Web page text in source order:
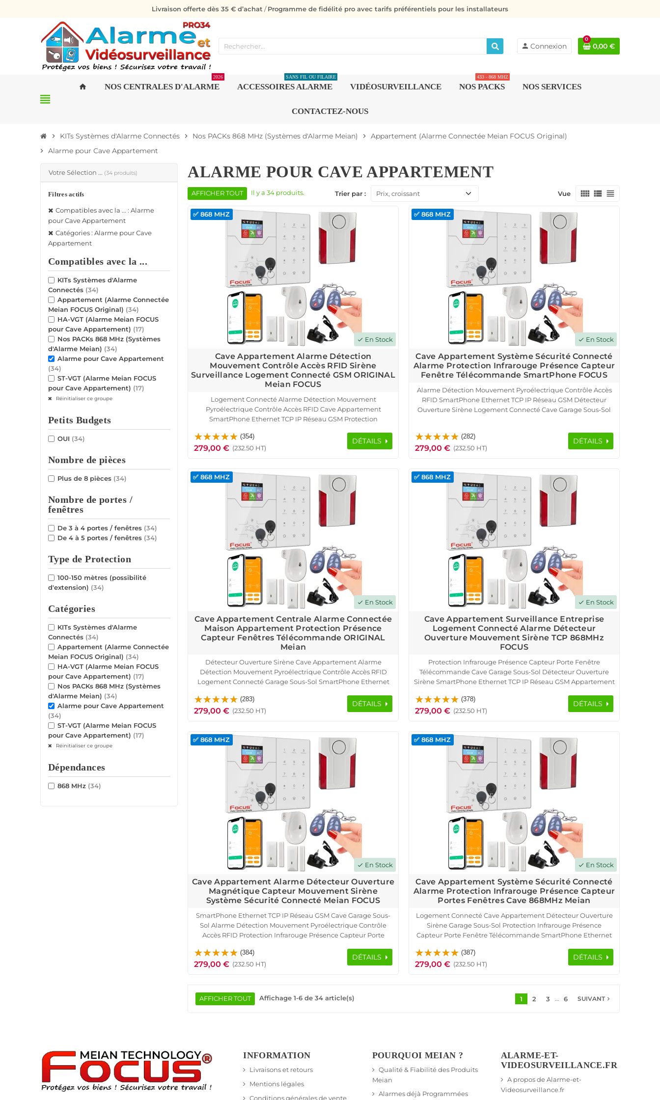
Livraison offerte dès 35 € d’achat /Programme de fidélité pro avec tarifs préférentiels pour les installateurs
person Connexion
0
0,00 €
view_headline
home NOS CENTRALES D'ALARME
2026
ACCESSOIRES ALARME
SANS FIL OU FILAIRE
VIDÉOSURVEILLANCE NOS PACKS
433 - 868 MHZ
NOS SERVICES
CONTACTEZ-NOUS
chevron_right KITs Systèmes d'Alarme Connectés chevron_right Nos PACKs 868 MHz (Systèmes d'Alarme Meian) chevron_right Appartement (Alarme Connectée Meian FOCUS Original)
chevron_right Alarme pour Cave Appartement
Votre Sélection ... (34 produits)
Filtres actifs
Compatibles avec la ... : Alarme
pour Cave Appartement
Catégories : Alarme pour Cave
Appartement
Compatibles avec la ...
KITs Systèmes d'Alarme
Connectés (34)
Appartement (Alarme Connectée
Meian FOCUS Original) (34)
HA-VGT (Alarme Meian FOCUS
pour Cave Appartement) (17)
Nos PACKs 868 MHz (Systèmes
d'Alarme Meian) (34)
Alarme pour Cave Appartement
(34)
ST-VGT (Alarme Meian FOCUS
pour Cave Appartement) (17)
Réinitialiser ce groupe
Petits Budgets
OUI (34)
Nombre de pièces
Plus de 8 pièces (34)
Nombre de portes /
fenêtres
De 3 à 4 portes / fenêtres (34)
De 4 à 5 portes / fenêtres (34)
Type de Protection
100-150 mètres (possibilité
d'extension) (34)
Catégories
KITs Systèmes d'Alarme
Connectés (34)
Appartement (Alarme Connectée
Meian FOCUS Original) (34)
HA-VGT (Alarme Meian FOCUS
pour Cave Appartement) (17)
Nos PACKs 868 MHz (Systèmes
d'Alarme Meian) (34)
Alarme pour Cave Appartement
(34)
ST-VGT (Alarme Meian FOCUS
pour Cave Appartement) (17)
Réinitialiser ce groupe
Dépendances
868 MHz (34)
ALARME POUR CAVE APPARTEMENT
Trier par : Prix, croissant Vue view_comfy view_list view_headline
AFFICHER TOUT Il y a 34 produits.
check En Stock
✅ 868 MHZ
Cave Appartement Alarme Détection
Mouvement Contrôle Accès RFID Sirène
Surveillance Logement Connecté GSM ORIGINAL
Meian FOCUS
Logement Connecté Alarme Détection Mouvement
Pyroélectrique Contrôle Accès RFID Cave Appartement
SmartPhone Ethernet TCP IP Réseau GSM Protection
Garage Sous-Sol Détecteur Ouverture Sirène
(354)
279,00 € (232.50 HT)
DÉTAILS
check En Stock
✅ 868 MHZ
Cave Appartement Système Sécurité Connecté
Alarme Protection Infrarouge Présence Capteur
Fenêtre Télécommande SmartPhone FOCUS
Alarme Détection Mouvement Pyroélectrique Contrôle Accès
RFID SmartPhone Ethernet TCP IP Réseau GSM Détecteur
Ouverture Sirène Logement Connecté Cave Garage Sous-Sol
(282)
279,00 € (232.50 HT)
DÉTAILS
check En Stock
✅ 868 MHZ
Cave Appartement Centrale Alarme Connectée
Maison Appartement Protection Présence
Capteur Fenêtres Télécommande ORIGINAL
Meian
Détecteur Ouverture Sirène Cave Appartement Alarme
Détection Mouvement Pyroélectrique Contrôle Accès RFID
Logement Connecté Garage Sous-Sol SmartPhone Ethernet
Porte Fenêtre Télécommande
(283)
279,00 € (232.50 HT)
DÉTAILS
check En Stock
✅ 868 MHZ
Cave Appartement Surveillance Entreprise
Logement Connecté Alarme Détecteur
Ouverture Mouvement Sirène TCP 868MHz
FOCUS
Protection Infrarouge Présence Capteur Porte Fenêtre
Télécommande Cave Garage Sous-Sol Détecteur Ouverture
Sirène SmartPhone Ethernet TCP IP Réseau GSM Appartement
RFID Logement Connecté
(378)
279,00 € (232.50 HT)
DÉTAILS
check En Stock
✅ 868 MHZ
Cave Appartement Alarme Détecteur Ouverture
Magnétique Capteur Mouvement Sirène
Système Sécurité Connecté Meian FOCUS
SmartPhone Ethernet TCP IP Réseau GSM Cave Garage Sous-
Sol Alarme Détection Mouvement Pyroélectrique Contrôle
Accès RFID Protection Infrarouge Présence Capteur Porte
Sirène Logement Connecté
(384)
279,00 € (232.50 HT)
DÉTAILS
check En Stock
✅ 868 MHZ
Cave Appartement Système Sécurité Connecté
Alarme Protection Infrarouge Présence Capteur
Portes Fenêtres Cave 868MHz Meian
Logement Connecté Cave Appartement Détecteur Ouverture
Sirène Garage Sous-Sol Protection Infrarouge Présence
Capteur Porte Fenêtre Télécommande SmartPhone Ethernet
Pyroélectrique Contrôle Accès RFID
(387)
279,00 € (232.50 HT)
DÉTAILS
AFFICHER TOUT Affichage 1-6 de 34 article(s) 1 2 3 … 6 SUIVANTnavigate_next
INFORMATION
Livraisons et retours
Mentions légales
Conditions générales de vente
POURQUOI MEIAN ?
Qualité & Fiabilité des Produits
Meian
Alarmes déjà Programmées
ALARME-ET-
VIDEOSURVEILLANCE.FR
A propos de Alarme-et-
Videosurveillance.fr